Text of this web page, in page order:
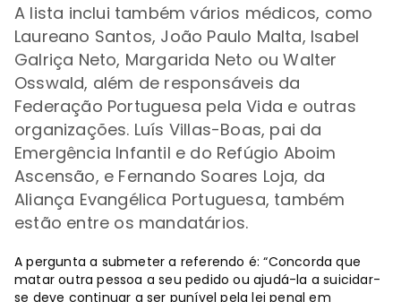
A lista inclui também vários médicos, como
Laureano Santos, João Paulo Malta, Isabel
Galriça Neto, Margarida Neto ou Walter
Osswald, além de responsáveis da
Federação Portuguesa pela Vida e outras
organizações. Luís Villas-Boas, pai da
Emergência Infantil e do Refúgio Aboim
Ascensão, e Fernando Soares Loja, da
Aliança Evangélica Portuguesa, também
estão entre os mandatários.
A pergunta a submeter a referendo é: “Concorda que
matar outra pessoa a seu pedido ou ajudá-la a suicidar-
se deve continuar a ser punível pela lei penal em